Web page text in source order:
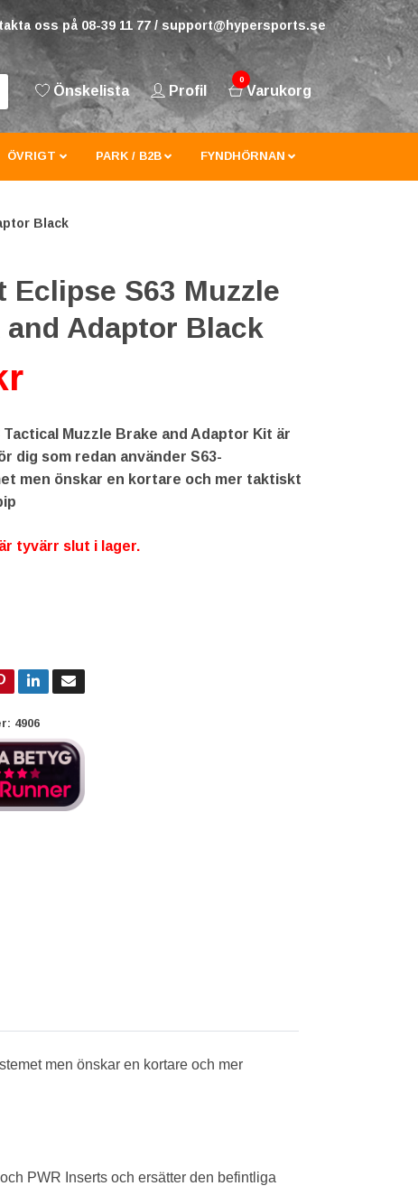
oss på 08-39 11 77 / support@hypersports.se
Önskelista Profil
0
Varukorg
ÖVRIGT PARK / B2B FYNDHÖRNAN
Black
Eclipse S63 Muzzle
and Adaptor Black
Tactical Muzzle Brake and Adaptor Kit är
dig som redan använder S63-
men önskar en kortare och mer taktiskt
tyvärr slut i lager.
4906
men önskar en kortare och mer
PWR Inserts och ersätter den befintliga